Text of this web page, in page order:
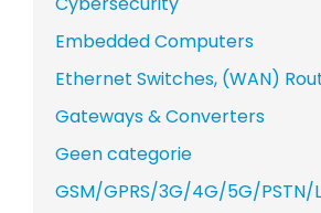
Embedded Computers
Ethernet Switches, (WAN)
Gateways & Converters
Geen categorie
GSM/GPRS/3G/4G/5G/PSTN/